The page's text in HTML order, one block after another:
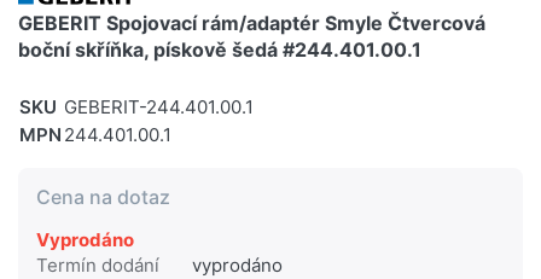
GEBERIT Spojovací rám/adaptér Smyle Čtvercová
boční skříňka, pískově šedá #244.401.00.1
SKU GEBERIT-244.401.00.1
MPN 244.401.00.1
Cena na dotaz
Vyprodáno
Termín dodání
vyprodáno